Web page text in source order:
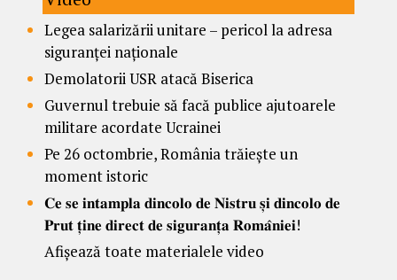
Legea salarizării unitare – pericol la adresa
siguranței naționale
Demolatorii USR atacă Biserica
Guvernul trebuie să facă publice ajutoarele
militare acordate Ucrainei
Pe 26 octombrie, România trăiește un
moment istoric
𝐂𝐞 𝐬𝐞 𝐢𝐧𝐭𝐚𝐦𝐩𝐥𝐚 𝐝𝐢𝐧𝐜𝐨𝐥𝐨 𝐝𝐞 𝐍𝐢𝐬𝐭𝐫𝐮 𝐬̦𝐢 𝐝𝐢𝐧𝐜𝐨𝐥𝐨 𝐝𝐞
𝐏𝐫𝐮𝐭 𝐭̦𝐢𝐧𝐞 𝐝𝐢𝐫𝐞𝐜𝐭 𝐝𝐞 𝐬𝐢𝐠𝐮𝐫𝐚𝐧𝐭̦𝐚 𝐑𝐨𝐦𝐚̂𝐧𝐢𝐞𝐢!
Afișează toate materialele video